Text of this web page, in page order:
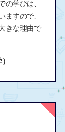
の学びは、
ますので、
きな理由で